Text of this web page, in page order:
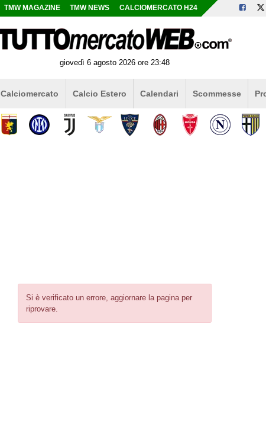
Si è verificato un errore, aggiornare la pagina per
riprovare.
TMW MAGAZINE TMW NEWS CALCIOMERCATO H24
giovedì 6 agosto 2026 ore 23:48
Calciomercato Calcio Estero Calendari Scommesse